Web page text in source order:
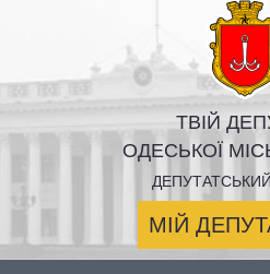
ТВІЙ
ОДЕСЬКОЇ
МІЙ